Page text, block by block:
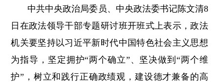
中共中央政治局委员、中央政法委书记陈文清8
日在政法领导干部专题研讨班开班式上表示，政法
机关要坚持以习近平新时代中国特色社会主义思想
为指导，坚定拥护“两个确立”、坚决做到“两个维
护”，树立和践行正确政绩观，建设德才兼备的高